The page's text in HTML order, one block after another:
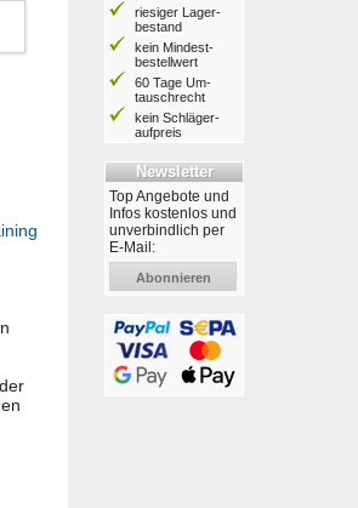
riesiger Lager­
bestand
kein Mindest­
bestell­wert
60 Tage Um­
tausch­recht
kein Schläger­
aufpreis
Newsletter
Top Angebote und
Infos kostenlos und
unverbindlich per
E-Mail:
Abonnieren